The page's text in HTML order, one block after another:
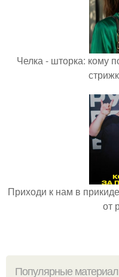
Челка - шторка: кому
Приходи к нам в
от
Популярные